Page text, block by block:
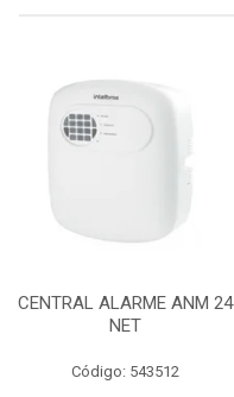
CENTRAL ALARME ANM 24
NET
Código: 543512